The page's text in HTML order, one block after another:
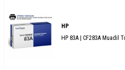
HP
HP 83A | CF283A Muadil